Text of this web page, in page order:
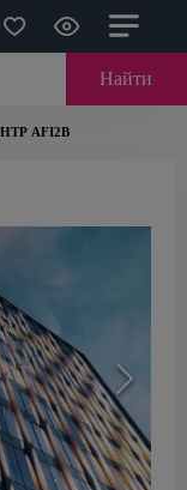
Найти
AFI2B